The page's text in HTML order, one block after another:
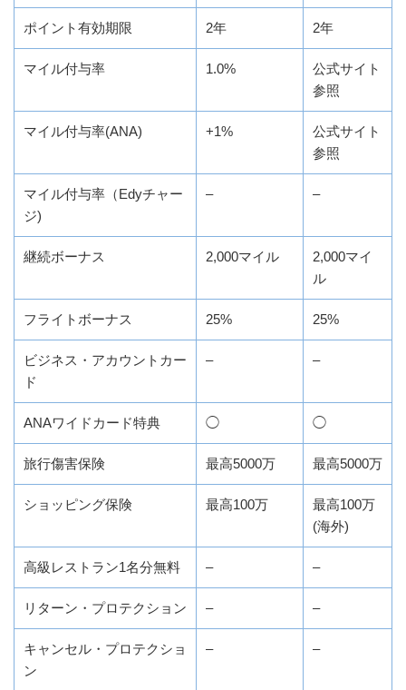
ポイント有効期限 2年 2年
マイル付与率 1.0%
公式サイト
参照
マイル付与率(ANA) +1%
公式サイト
参照
マイル付与率（Edyチャー
ジ)
– –
継続ボーナス 2,000マイル
2,000マイ
ル
フライトボーナス 25% 25%
ビジネス・アカウントカー
ド
– –
ANAワイドカード特典 ◯ ◯
旅行傷害保険 最高5000万 最高5000万
ショッピング保険 最高100万
最高100万
(海外)
高級レストラン1名分無料 – –
リターン・プロテクション – –
キャンセル・プロテクショ
ン
– –